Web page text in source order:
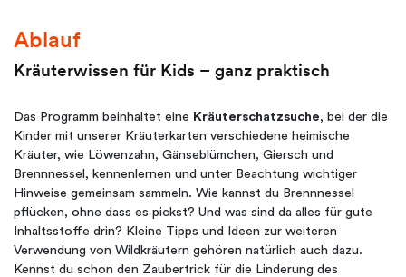
Ablauf
Kräuterwissen für Kids – ganz praktisch
Das Programm beinhaltet eine Kräuterschatzsuche, bei der die
Kinder mit unserer Kräuterkarten verschiedene heimische
Kräuter, wie Löwenzahn, Gänseblümchen, Giersch und
Brennnessel, kennenlernen und unter Beachtung wichtiger
Hinweise gemeinsam sammeln. Wie kannst du Brennnessel
pflücken, ohne dass es pickst? Und was sind da alles für gute
Inhaltsstoffe drin? Kleine Tipps und Ideen zur weiteren
Verwendung von Wildkräutern gehören natürlich auch dazu.
Kennst du schon den Zaubertrick für die Linderung des